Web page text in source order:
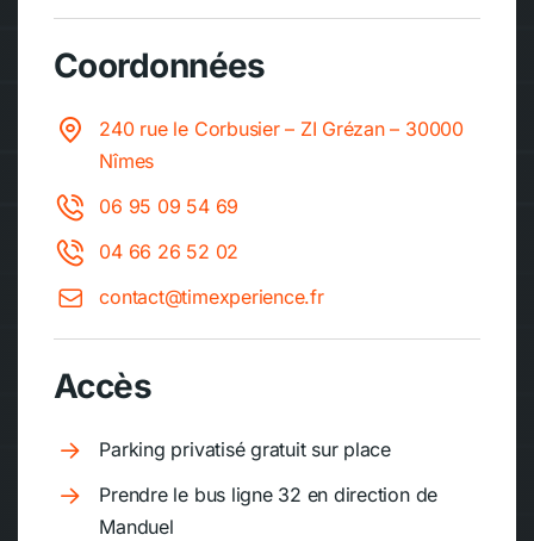
Coordonnées
240 rue le Corbusier – ZI Grézan – 30000
Nîmes
06 95 09 54 69
04 66 26 52 02
contact@timexperience.fr
Accès
Parking privatisé gratuit sur place
Prendre le bus ligne 32 en direction de
Manduel